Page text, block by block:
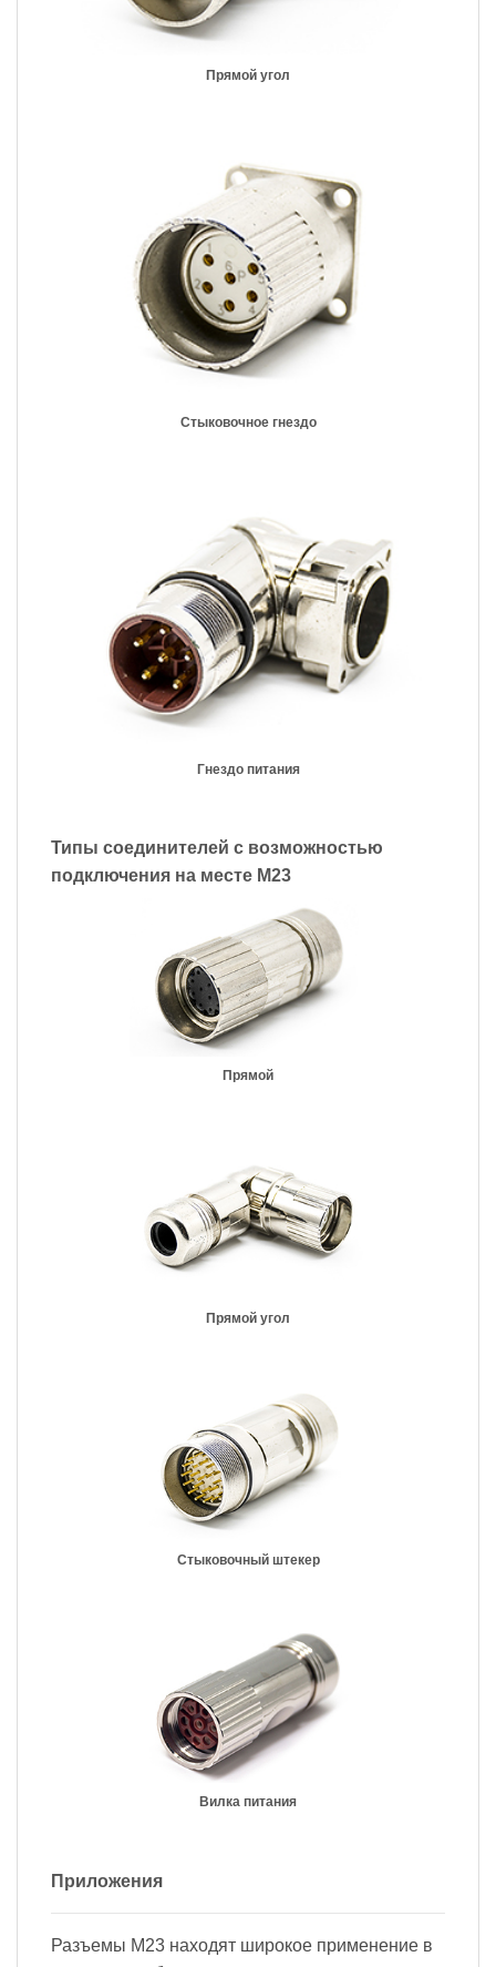
Прямой угол
Стыковочное гнездо
Гнездо питания
Типы соединителей с возможностью
подключения на месте M23
Прямой
Прямой угол
Стыковочный штекер
Вилка питания
Приложения
Разъемы M23 находят широкое применение в